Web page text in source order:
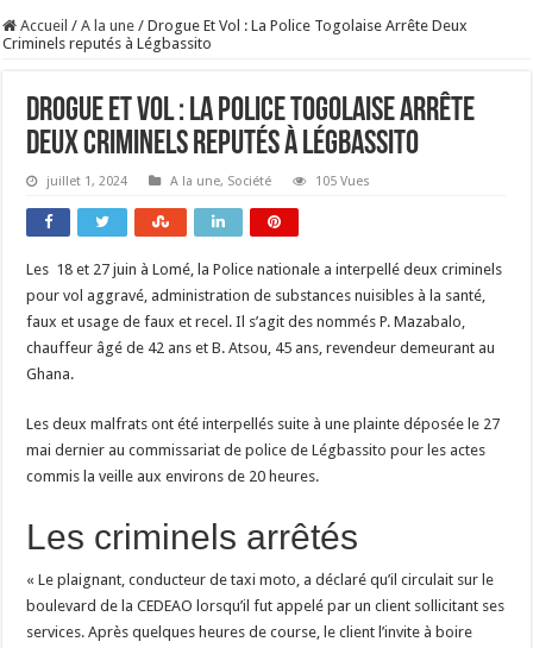
Accueil / A la une / Drogue Et Vol : La Police Togolaise Arrête Deux
Criminels reputés à Légbassito
Drogue Et Vol : La Police Togolaise Arrête
Deux Criminels reputés à Légbassito
juillet 1, 2024 A la une, Société 105 Vues
Les 18 et 27 juin à Lomé, la Police nationale a interpellé deux criminels
pour vol aggravé, administration de substances nuisibles à la santé,
faux et usage de faux et recel. Il s’agit des nommés P. Mazabalo,
chauffeur âgé de 42 ans et B. Atsou, 45 ans, revendeur demeurant au
Ghana.
Les deux malfrats ont été interpellés suite à une plainte déposée le 27
mai dernier au commissariat de police de Légbassito pour les actes
commis la veille aux environs de 20 heures.
Les criminels arrêtés
« Le plaignant, conducteur de taxi moto, a déclaré qu’il circulait sur le
boulevard de la CEDEAO lorsqu’il fut appelé par un client sollicitant ses
services. Après quelques heures de course, le client l’invite à boire